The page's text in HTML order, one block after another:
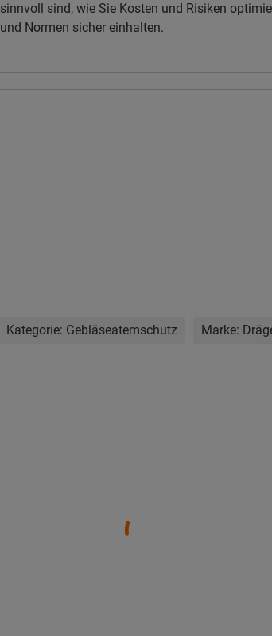
sinnvoll sind, wie Sie Kosten und Risiken
und Normen sicher einhalten.
Kategorie: Gebläseatemschutz Marke: